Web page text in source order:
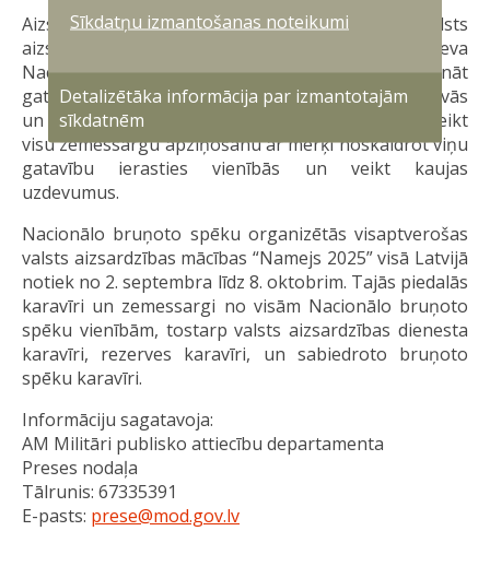
Aizsardzības ministrs visaptverošas valsts
aizsardzības mācību “Namejs 2025” laikā uzdeva
Nacionālajiem bruņotajiem spēkiem pastiprināt
gatavību, lai nodrošinātu Latvijas gaisa, informatīvās
un kibertelpas pastiprinātu novērošanu, kā arī veikt
visu zemessargu apziņošanu ar mērķi noskaidrot viņu
gatavību ierasties vienībās un veikt kaujas
uzdevumus.
Nacionālo bruņoto spēku organizētās visaptverošas
valsts aizsardzības mācības “Namejs 2025” visā Latvijā
notiek no 2. septembra līdz 8. oktobrim. Tajās piedalās
karavīri un zemessargi no visām Nacionālo bruņoto
spēku vienībām, tostarp valsts aizsardzības dienesta
karavīri, rezerves karavīri, un sabiedroto bruņoto
spēku karavīri.
Informāciju sagatavoja:
AM Militāri publisko attiecību departamenta
Preses nodaļa
Tālrunis: 67335391
E-pasts: prese@mod.gov.lv
Sīkdatņu izmantošanas noteikumi
Detalizētāka informācija par izmantotajām
sīkdatnēm